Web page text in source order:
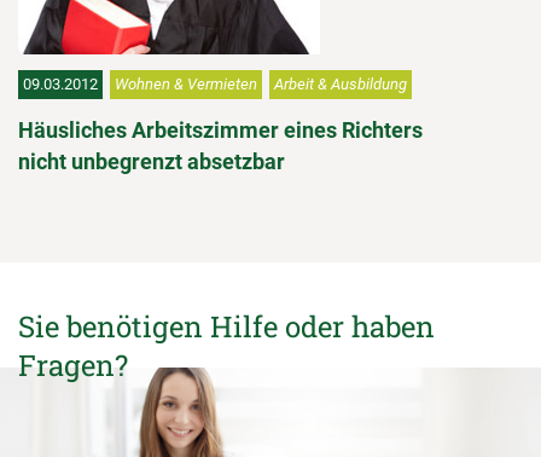
09.03.2012 Wohnen & Vermieten Arbeit & Ausbildung
Häusliches Arbeitszimmer eines Richters
nicht unbegrenzt absetzbar
Sie benötigen Hilfe oder haben
Fragen?